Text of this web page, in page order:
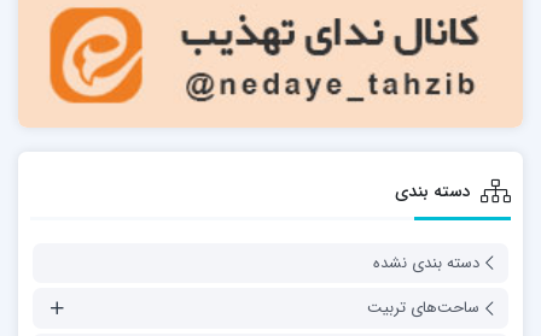
دسته بندی
دسته بندی نشده
ساحت‌های تربیت